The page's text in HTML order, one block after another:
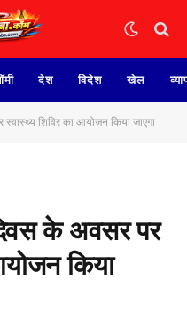
देश विदेश खेल
शिविर का आयोजन किया जाएगा
के अवसर पर
किया